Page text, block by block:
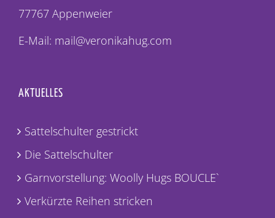
77767 Appenweier
E-Mail: mail@veronikahug.com
AKTUELLES
Sattelschulter gestrickt
Die Sattelschulter
Garnvorstellung: Woolly Hugs BOUCLE`
Verkürzte Reihen stricken